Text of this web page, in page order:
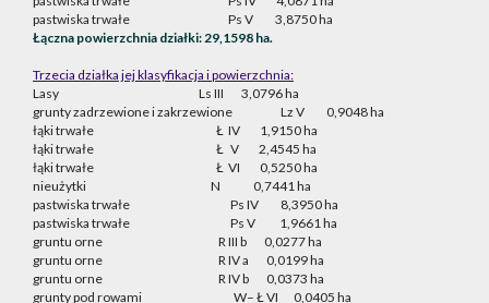
pastwiska trwałe
Ps V
3,8750 ha
Łączna powierzchnia działki: 29,1598 ha.
Trzecia działka jej klasyfikacja i powierzchnia:
Lasy
Ls III
3,0796 ha
grunty zadrzewione i zakrzewione
Lz V
0,9048 ha
łąki trwałe
Ł IV
1,9150 ha
łąki trwałe
Ł V
2,4545 ha
łąki trwałe
Ł VI
0,5250 ha
nieużytki
N
0,7441 ha
pastwiska trwałe
Ps IV
8,3950 ha
pastwiska trwałe
Ps V
1,9661 ha
gruntu orne
R III b
0,0277 ha
gruntu orne
R IV a
0,0199 ha
gruntu orne
R IV b
0,0373 ha
grunty pod rowami
W– Ł VI
0,0405 ha